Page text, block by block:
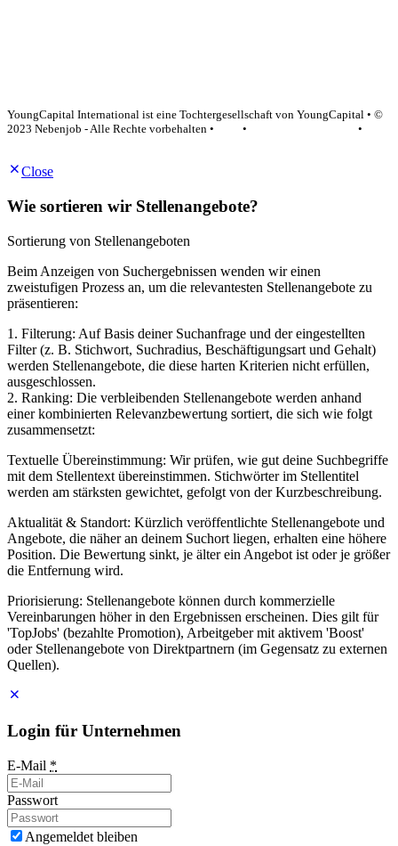
YoungCapital International ist eine Tochtergesellschaft von YoungCapital • ©
2023 Nebenjob - Alle Rechte vorbehalten •
•
•
Close
Wie sortieren wir Stellenangebote?
Sortierung von Stellenangeboten
Beim Anzeigen von Suchergebnissen wenden wir einen
zweistufigen Prozess an, um die relevantesten Stellenangebote zu
präsentieren:
1. Filterung: Auf Basis deiner Suchanfrage und der eingestellten
Filter (z. B. Stichwort, Suchradius, Beschäftigungsart und Gehalt)
werden Stellenangebote, die diese harten Kriterien nicht erfüllen,
ausgeschlossen.
2. Ranking: Die verbleibenden Stellenangebote werden anhand
einer kombinierten Relevanzbewertung sortiert, die sich wie folgt
zusammensetzt:
Textuelle Übereinstimmung: Wir prüfen, wie gut deine Suchbegriffe
mit dem Stellentext übereinstimmen. Stichwörter im Stellentitel
werden am stärksten gewichtet, gefolgt von der Kurzbeschreibung.
Aktualität & Standort: Kürzlich veröffentlichte Stellenangebote und
Angebote, die näher an deinem Suchort liegen, erhalten eine höhere
Position. Die Bewertung sinkt, je älter ein Angebot ist oder je größer
die Entfernung wird.
Priorisierung: Stellenangebote können durch kommerzielle
Vereinbarungen höher in den Ergebnissen erscheinen. Dies gilt für
'TopJobs' (bezahlte Promotion), Arbeitgeber mit aktivem 'Boost'
oder Stellenangebote von Direktpartnern (im Gegensatz zu externen
Quellen).
Login für Unternehmen
E-Mail *
Passwort
Angemeldet bleiben